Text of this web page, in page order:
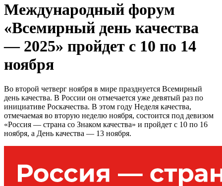
Международный форум
«Всемирный день качества
— 2025» пройдет с 10 по 14
ноября
Во второй четверг ноября в мире празднуется Всемирный
день качества. В России он отмечается уже девятый раз по
инициативе Роскачества. В этом году Неделя качества,
отмечаемая во вторую неделю ноября, состоится под девизом
«Россия — страна со Знаком качества» и пройдет с 10 по 16
ноября, а День качества — 13 ноября.